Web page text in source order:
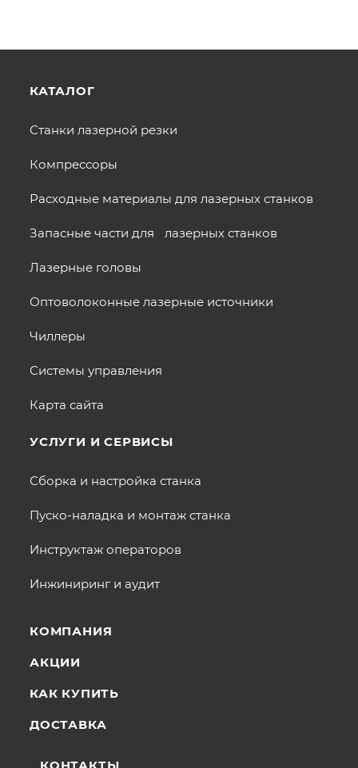
КАТАЛОГ
Станки лазерной резки
Компрессоры
Расходные материалы для лазерных станков
Запасные части для лазерных станков
Лазерные головы
Оптоволоконные лазерные источники
Чиллеры
Системы управления
Карта сайта
УСЛУГИ И СЕРВИСЫ
Сборка и настройка станка
Пуско-наладка и монтаж станка
Инструктаж операторов
Инжиниринг и аудит
КОМПАНИЯ
АКЦИИ
КАК КУПИТЬ
ДОСТАВКА